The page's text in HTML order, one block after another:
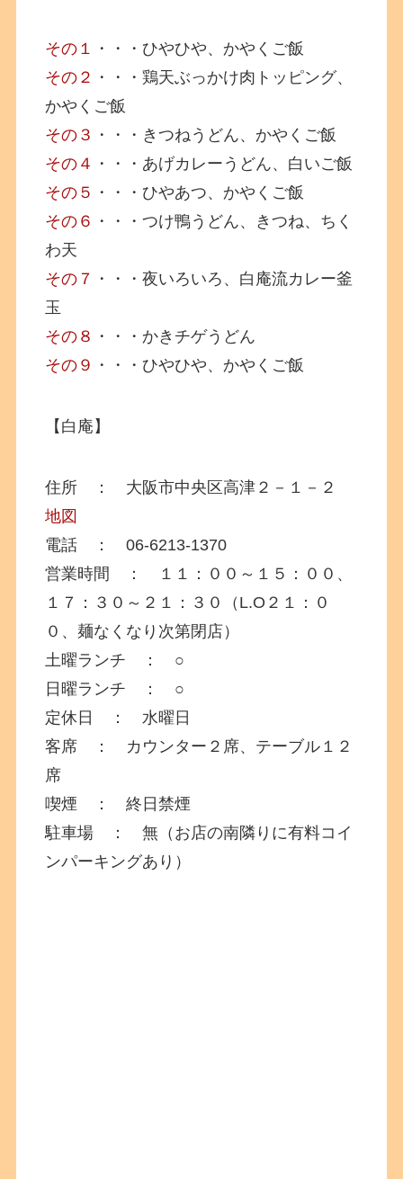
その１ ・・・ひやひや、かやくご飯
その２ ・・・鶏天ぶっかけ肉トッピング、
かやくご飯
その３ ・・・きつねうどん、かやくご飯
その４ ・・・あげカレーうどん、白いご飯
その５ ・・・ひやあつ、かやくご飯
その６ ・・・つけ鴨うどん、きつね、ちく
わ天
その７ ・・・夜いろいろ、白庵流カレー釜
玉
その８ ・・・かきチゲうどん
その９ ・・・ひやひや、かやくご飯
【白庵】
住所 ： 大阪市中央区高津２－１－２
地図
電話 ： 06-6213-1370
営業時間 ： １１：００～１５：００、
１７：３０～２１：３０（L.O２１：０
０、麺なくなり次第閉店）
土曜ランチ ： ○
日曜ランチ ： ○
定休日 ： 水曜日
客席 ： カウンター２席、テーブル１２
席
喫煙 ： 終日禁煙
駐車場 ： 無（お店の南隣りに有料コイ
ンパーキングあり）